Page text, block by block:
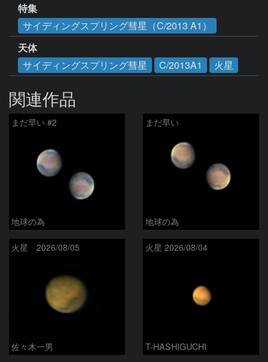
特集
サイディングスプリング彗星（C/2013 A1）
天体
サイディングスプリング彗星
C/2013A1 火星
関連作品
まだ早い #2
地球の為
まだ早い
地球の為
火星 2026/08/05
佐々木一男
火星 2026/08/04
T-HASHIGUCHI